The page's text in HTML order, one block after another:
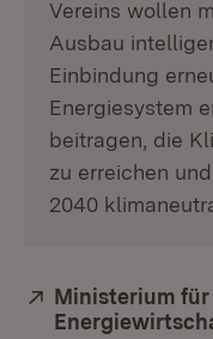
Vereins wollen
Ausbau
Einbindung
Energiesystem
beitragen, die
zu erreichen
2040
Extern:
Ministerium